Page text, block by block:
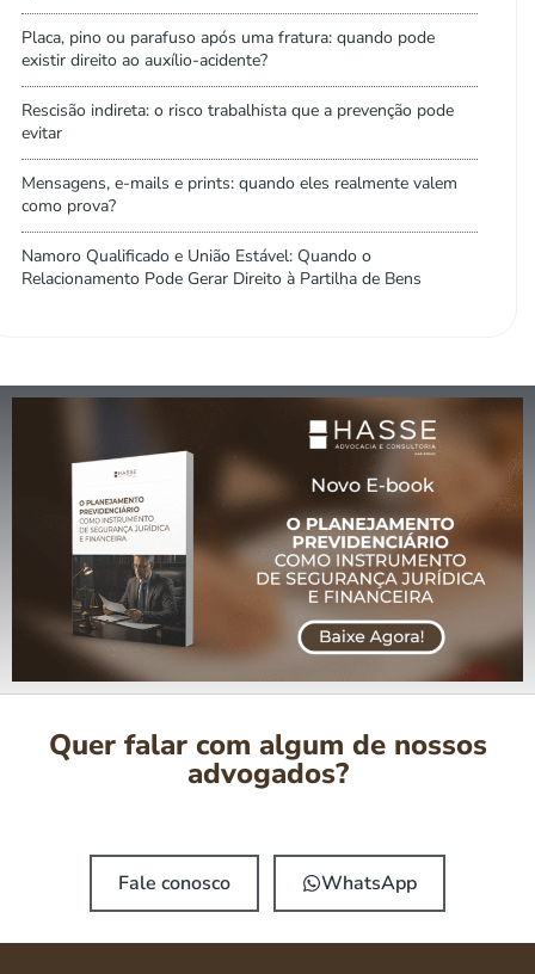
Placa, pino ou parafuso após uma fratura: quando pode
existir direito ao auxílio-acidente?
Rescisão indireta: o risco trabalhista que a prevenção pode
evitar
Mensagens, e-mails e prints: quando eles realmente valem
como prova?
Namoro Qualificado e União Estável: Quando o
Relacionamento Pode Gerar Direito à Partilha de Bens
Quer falar com algum de nossos
advogados?
Fale conosco WhatsApp